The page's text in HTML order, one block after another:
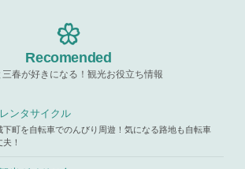
Recomended
三春が好きになる！観光お役立ち情報
ンタサイクル
下町を自転車でのんびり周遊！気になる路地も自転車
！